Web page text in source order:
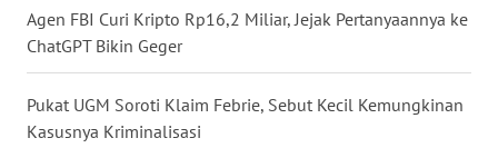
Agen FBI Curi Kripto Rp16,2 Miliar, Jejak Pertanyaannya ke
ChatGPT Bikin Geger
Pukat UGM Soroti Klaim Febrie, Sebut Kecil Kemungkinan
Kasusnya Kriminalisasi
WN
NUSANTARA
WN